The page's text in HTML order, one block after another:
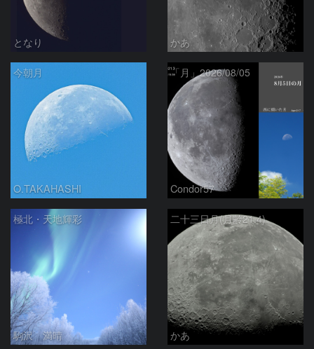
となり かあ
今朝月
O.TAKAHASHI
「月」2026/08/05
Condor57
極北・天地輝彩
駒沢 満晴
二十三日月(月齢21.4)
かあ